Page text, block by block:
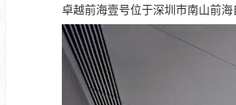
卓越前海壹号位于深圳市南山前海